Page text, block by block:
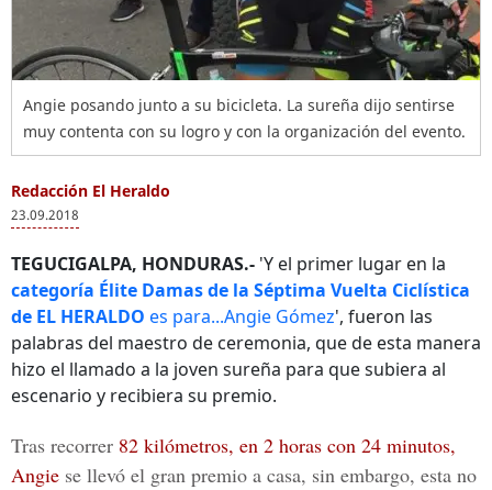
Angie posando junto a su bicicleta. La sureña dijo sentirse
muy contenta con su logro y con la organización del evento.
Redacción El Heraldo
23.09.2018
TEGUCIGALPA, HONDURAS.- 'Y el primer lugar en la
categoría Élite Damas de la Séptima Vuelta Ciclística
de EL HERALDO es para...Angie Gómez', fueron las
palabras del maestro de ceremonia, que de esta manera
hizo el llamado a la joven sureña para que subiera al
escenario y recibiera su premio.
Tras recorrer 82 kilómetros, en 2 horas con 24 minutos,
Angie se llevó el gran premio a casa, sin embargo, esta no